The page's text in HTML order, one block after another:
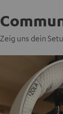
Zeig uns dein